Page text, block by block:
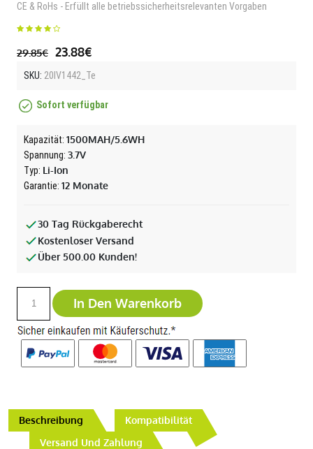
CE & RoHs - Erfüllt alle betriebssicherheitsrelevanten Vorgaben
29.85€ 23.88€
SKU: 20IV1442_Te
Sofort verfügbar
Kapazität: 1500MAH/5.6WH
Spannung: 3.7V
Typ: Li-Ion
Garantie: 12 Monate
30 Tag Rückgaberecht
Kostenloser Versand
Über 500.00 Kunden!
In Den Warenkorb
Beschreibung
Kompatibilität
Versand Und Zahlung